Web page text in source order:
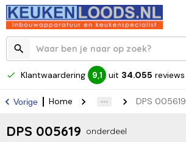
Klantwaardering 9,1 uit 34.055 reviews
Vorige Home DPS 005619
DPS 005619 onderdeel